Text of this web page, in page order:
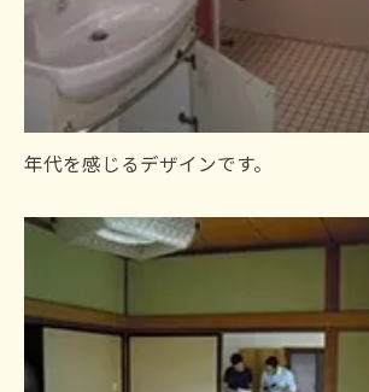
年代を感じるデザインです。